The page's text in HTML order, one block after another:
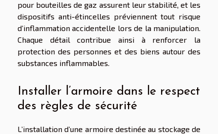
pour bouteilles de gaz assurent leur stabilité, et les
dispositifs anti-étincelles préviennent tout risque
d’inflammation accidentelle lors de la manipulation.
Chaque détail contribue ainsi à renforcer la
protection des personnes et des biens autour des
substances inflammables.
Installer l’armoire dans le respect
des règles de sécurité
L’installation d’une armoire destinée au stockage de